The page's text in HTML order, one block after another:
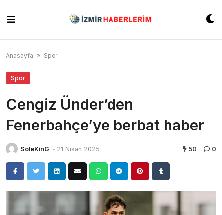
content
Anasayfa » Spor
Spor
Cengiz Ünder’den
Fenerbahçe’ye berbat haber
SoleKinG - 21 Nisan 2025 50 0